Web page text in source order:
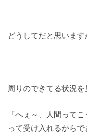
どうしてだと思います
周りのできてる状況を
「へぇ～、人間って
って受け入れるからで